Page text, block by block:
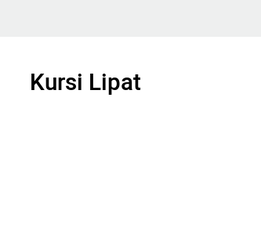
Kursi Lipat